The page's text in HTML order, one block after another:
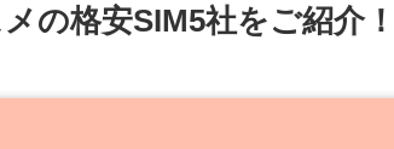
メの格安SIM5社をご紹介